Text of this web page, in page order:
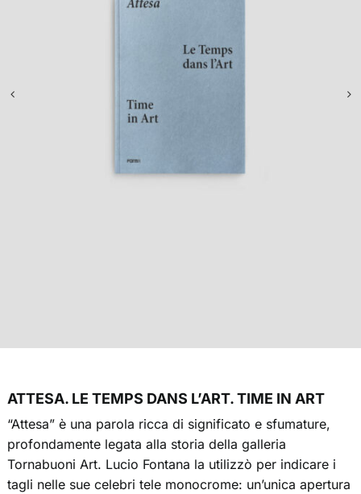
ATTESA. LE TEMPS DANS L’ART. TIME IN ART
“Attesa” è una parola ricca di significato e sfumature,
profondamente legata alla storia della galleria
Tornabuoni Art. Lucio Fontana la utilizzò per indicare i
tagli nelle sue celebri tele monocrome: un’unica apertura